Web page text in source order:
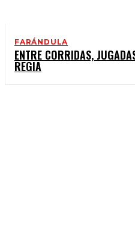
FARÁNDULA
ENTRE CORRIDAS,
REGIA